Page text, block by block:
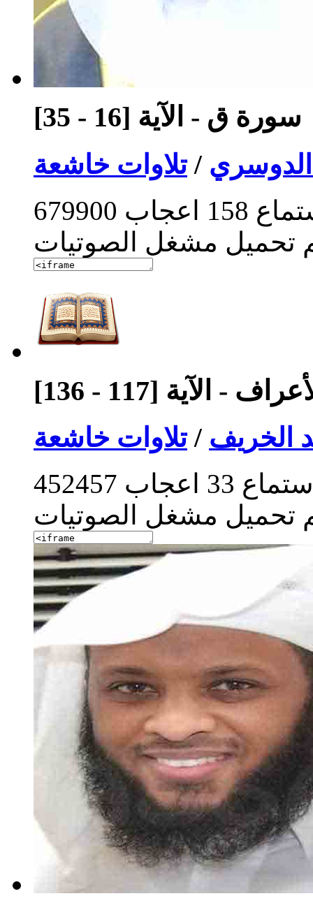
سورة ق - الآية [16 - 35]
/تلاوات خاشعة
679900
158 اعجاب
تحميل مشغل الصوتيات
- الآية [117 - 136]
الخريف /تلاوات خاشعة
452457
33 اعجاب
تحميل مشغل الصوتيات